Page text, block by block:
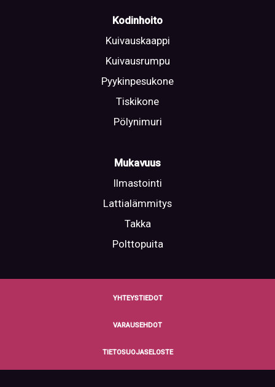
Kodinhoito
Kuivauskaappi
Kuivausrumpu
Pyykinpesukone
Tiskikone
Pölynimuri
Mukavuus
Ilmastointi
Lattialämmitys
Takka
Polttopuita
YHTEYSTIEDOT
VARAUSEHDOT
TIETOSUOJASELOSTE